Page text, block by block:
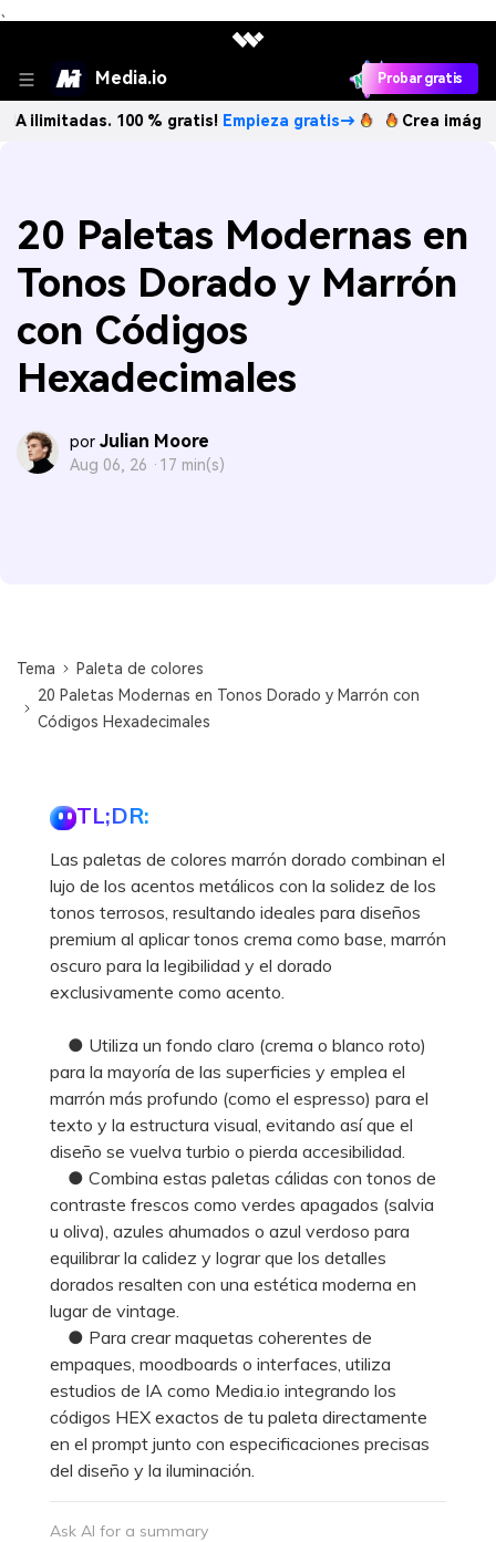
、
Media.io Probar gratis
100 % gratis! Empieza gratis→ Crea imágenes IA
20 Paletas Modernas en
Tonos Dorado y Marrón
con Códigos
Hexadecimales
por Julian Moore
Aug 06, 26 · 17 min(s)
Tema
Paleta de colores
20 Paletas Modernas en Tonos Dorado y Marrón con
Códigos Hexadecimales
TL;DR:
Las paletas de colores marrón dorado combinan el
lujo de los acentos metálicos con la solidez de los
tonos terrosos, resultando ideales para diseños
premium al aplicar tonos crema como base, marrón
oscuro para la legibilidad y el dorado
exclusivamente como acento.
● Utiliza un fondo claro (crema o blanco roto)
para la mayoría de las superficies y emplea el
marrón más profundo (como el espresso) para el
texto y la estructura visual, evitando así que el
diseño se vuelva turbio o pierda accesibilidad.
● Combina estas paletas cálidas con tonos de
contraste frescos como verdes apagados (salvia
u oliva), azules ahumados o azul verdoso para
equilibrar la calidez y lograr que los detalles
dorados resalten con una estética moderna en
lugar de vintage.
● Para crear maquetas coherentes de
empaques, moodboards o interfaces, utiliza
estudios de IA como Media.io integrando los
códigos HEX exactos de tu paleta directamente
en el prompt junto con especificaciones precisas
del diseño y la iluminación.
Ask AI for a summary